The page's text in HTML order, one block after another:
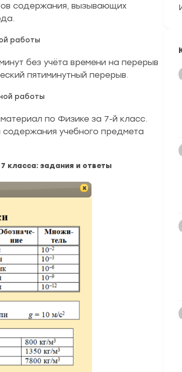
содержания, вызывающих
работы
без учёта времени на перерыв
пятиминутный перерыв.
работы
по Физике за 7-й класс.
учебного предмета
класса: задания и ответы